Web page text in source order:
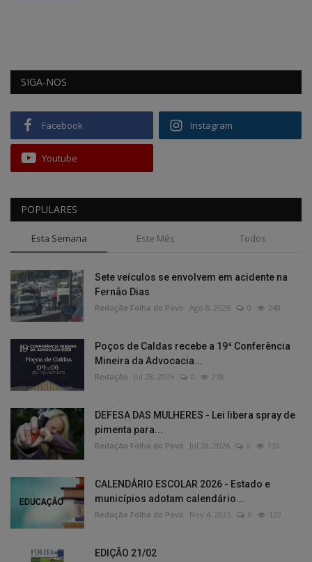
SIGA-NOS
Facebook Instagram
Youtube
POPULARES
Esta Semana Este Mês Todos
Sete veículos se envolvem em acidente na
Fernão Dias
Redação Folha do Povo Ago 8, 2026 0 248
Poços de Caldas recebe a 19ª Conferência
Mineira da Advocacia...
Redação Jul 28, 2026 0 218
DEFESA DAS MULHERES - Lei libera spray de
pimenta para...
Redação Folha do Povo Jul 28, 2026 0 130
CALENDÁRIO ESCOLAR 2026 - Estado e
municípios adotam calendário...
Redação Folha do Povo Nov 4, 2025 0 122
EDIÇÃO 21/02